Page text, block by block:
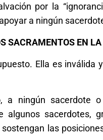
por la
a ningún
SACRAMENTOS EN
Ella es inválida
a ningún sacerdote
sacerdotes,
las